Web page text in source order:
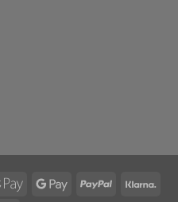
Apple
Google PayPal